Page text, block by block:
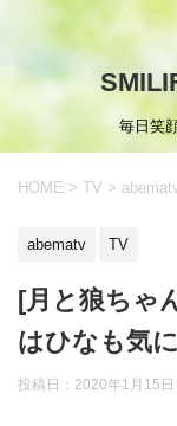
毎日笑
HOME > TV >
abematv TV
[月と狼ちゃ
はひなも気
投稿日：2020年1月15日